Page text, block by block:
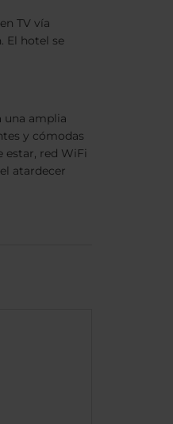
TV vía
El hotel se
una amplia
y cómodas
estar, red WiFi
atardecer